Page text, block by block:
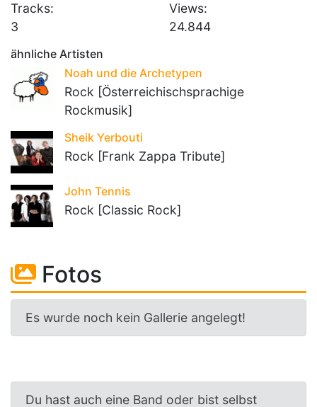
Tracks:
3
Views:
24.844
ähnliche Artisten
Noah und die Archetypen
Rock [Österreichischsprachige
Rockmusik]
Sheik Yerbouti
Rock [Frank Zappa Tribute]
John Tennis
Rock [Classic Rock]
Fotos
Es wurde noch kein Gallerie angelegt!
Du hast auch eine Band oder bist selbst